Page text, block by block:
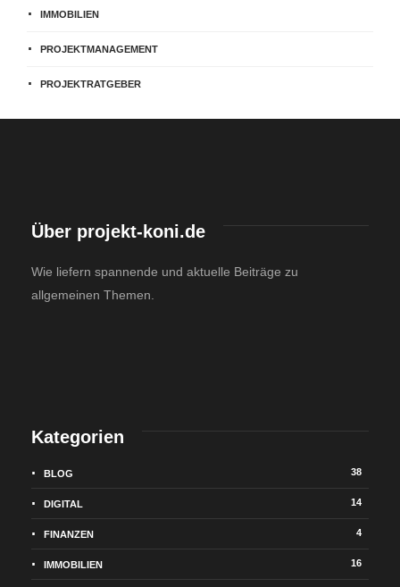
IMMOBILIEN
PROJEKTMANAGEMENT
PROJEKTRATGEBER
Über projekt-koni.de
Wie liefern spannende und aktuelle Beiträge zu
allgemeinen Themen.
Kategorien
BLOG 38
DIGITAL 14
FINANZEN 4
IMMOBILIEN 16